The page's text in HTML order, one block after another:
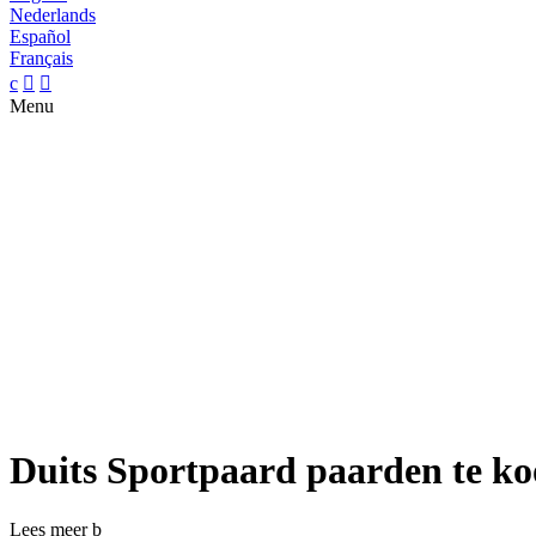
Nederlands
Español
Français
c  
Menu
Duits Sportpaard paarden te
Lees meerb